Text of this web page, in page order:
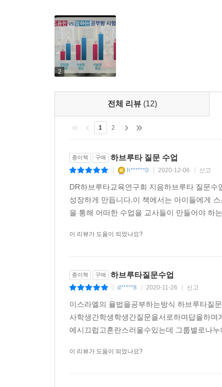
2
전체 리뷰 (12)
1 2
종이책 구매 하브루타 질문 수업
h******0 2020-12-06 신고
DR하브루타교육연구회 지음하브루타 질문
성장하게 만듭니다.이 책에서는 아이들에게
을 통해 어떠한 수업을 교사들이 만들어야 하
이 리뷰가 도움이 되었나요?
종이책 구매 하브루타질문수업
d*****8 2020-11-26 신고
이스라엘의 율법을공부하는방식 하브루타질
사학생간학생학생간질문을서로하며답을하
에시끄럽고혼란스러울수있는데 그룹별로나
이 리뷰가 도움이 되었나요?